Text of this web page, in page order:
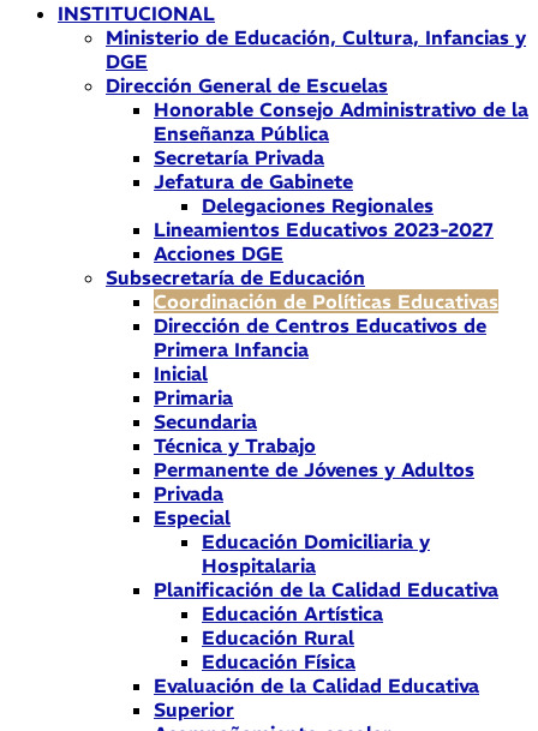
INSTITUCIONAL
Ministerio de Educación, Cultura, Infancias y
DGE
Dirección General de Escuelas
Honorable Consejo Administrativo de la
Enseñanza Pública
Secretaría Privada
Jefatura de Gabinete
Delegaciones Regionales
Lineamientos Educativos 2023-2027
Acciones DGE
Subsecretaría de Educación
Coordinación de Políticas Educativas
Dirección de Centros Educativos de
Primera Infancia
Inicial
Primaria
Secundaria
Técnica y Trabajo
Permanente de Jóvenes y Adultos
Privada
Especial
Educación Domiciliaria y
Hospitalaria
Planificación de la Calidad Educativa
Educación Artística
Educación Rural
Educación Física
Evaluación de la Calidad Educativa
Superior